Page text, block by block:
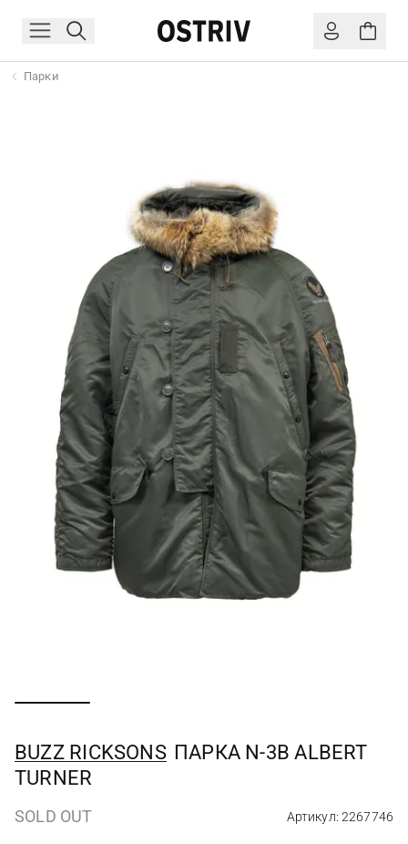
Парки
BUZZ RICKSONS ПАРКА N-3B ALBERT
TURNER
SOLD OUT Артикул: 2267746